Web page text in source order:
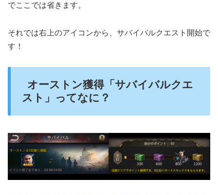
でここでは省きます。
それでは右上のアイコンから、サバイバルクエスト開始で
す！
オーストン獲得「サバイバルクエ
スト」ってなに？